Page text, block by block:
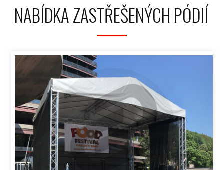
NABÍDKA ZASTŘEŠENÝCH PÓDIÍ